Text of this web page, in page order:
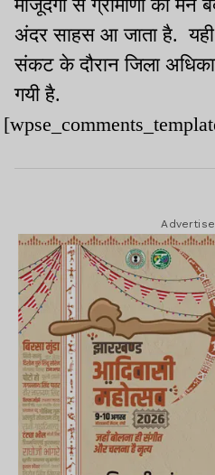
मौजूदगी से ग्रामीणों का मन
अंदर साहस आ जाता है. यही
संकट के दौरान जिला
गयी है.